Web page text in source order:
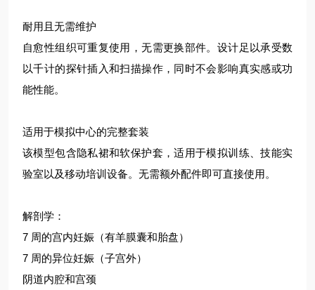
耐用且无需维护
自愈性组织可重复使用，无需更换部件。设计足以承受数
以千计的探针插入和扫描操作，同时不会影响真实感或功
能性能。
适用于模拟中心的完整套装
该模型包含隐私裙和软保护套，适用于模拟训练、技能实
验室以及移动培训设备。无需额外配件即可直接使用。
解剖学：
7 周的宫内妊娠（有羊膜囊和胎盘）
7 周的异位妊娠（子宫外）
阴道内腔和宫颈